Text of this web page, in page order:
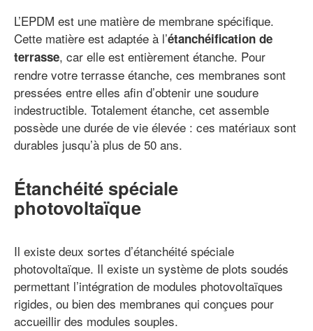
L’EPDM est une matière de membrane spécifique.
Cette matière est adaptée à l’étanchéification de
terrasse, car elle est entièrement étanche. Pour
rendre votre terrasse étanche, ces membranes sont
pressées entre elles afin d’obtenir une soudure
indestructible. Totalement étanche, cet assemble
possède une durée de vie élevée : ces matériaux sont
durables jusqu’à plus de 50 ans.
Étanchéité spéciale
photovoltaïque
Il existe deux sortes d’étanchéité spéciale
photovoltaïque. Il existe un système de plots soudés
permettant l’intégration de modules photovoltaïques
rigides, ou bien des membranes qui conçues pour
accueillir des modules souples.